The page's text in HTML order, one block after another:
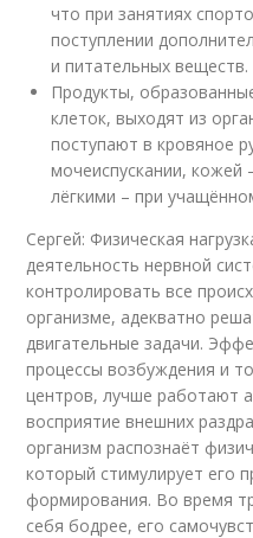
что при занятиях
поступлении
и питательных веществ.
Продукты,
клеток, выходят из
поступают в кровяное
мочеиспускании, кожей
лёгкими – при
Сергей: Физическая
деятельность нервной
контролировать все
организме, адекватно
двигательные задачи.
процессы возбуждения и
центров, лучше работают
восприятие внешних
организм распознаёт
который стимулирует его
формирования. Во время
себя бодрее, его